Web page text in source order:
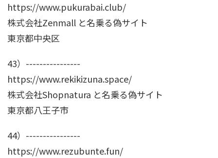
https://www.pukurabai.club/
株式会社Zenmall と名乗る偽サイト
東京都中央区
43）----------------
https://www.rekikizuna.space/
株式会社Shopnatura と名乗る偽サイト
東京都八王子市
44）----------------
https://www.rezubunte.fun/